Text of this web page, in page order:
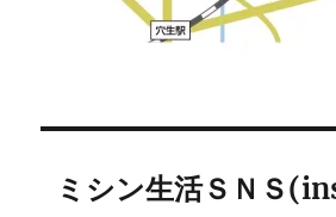
ミシン生活ＳＮＳ